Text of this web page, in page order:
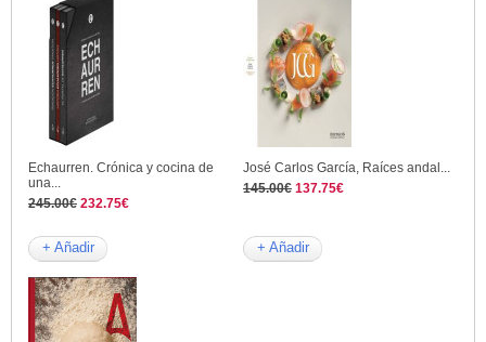
Echaurren. Crónica y cocina de
una...
245.00€ 232.75€
+ Añadir
José Carlos García, Raíces andal...
145.00€ 137.75€
+ Añadir